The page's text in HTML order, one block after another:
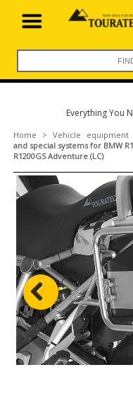
Everything You
Home > Vehicle equipment
and special systems for BMW
R1200GS Adventure (LC)
Previous